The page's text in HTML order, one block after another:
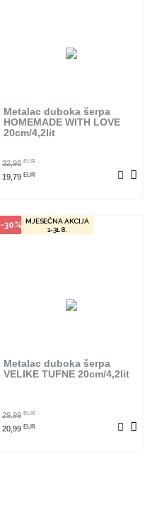
Metalac duboka šerpa
HOMEMADE WITH LOVE
20cm/4,2lit
32,98 EUR
19,79 EUR
Način kupovine
možete kupiti.
Metalac duboka šerpa
VELIKE TUFNE 20cm/4,2lit
29,99 EUR
20,99 EUR
-30% MJESEČNA AKCIJA
1-31.8.